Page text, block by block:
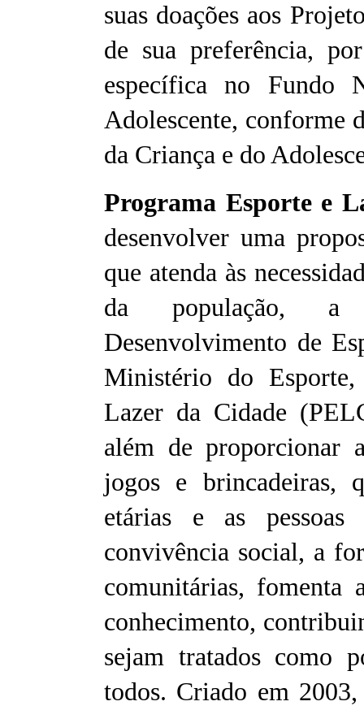
suas doações aos
de sua preferência,
específica no Fundo
Adolescente, conforme
da Criança e do
Programa Esporte e
desenvolver uma
que atenda às
da população, a
Desenvolvimento de
Ministério do
Lazer da Cidade
além de proporcionar
jogos e brincadeiras,
etárias e as
convivência social, a
comunitárias, fomenta
conhecimento,
sejam tratados como
todos. Criado em